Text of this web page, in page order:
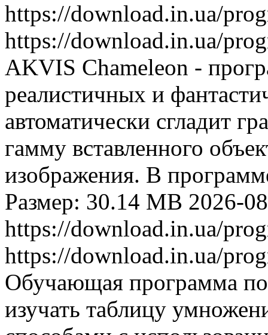
https://download.in.ua/
https://download.in.ua/
AKVIS Chameleon -
реалистичных и
автоматически сгладит
гамму вставленного
изображения. В
Размер: 30.14 MB 2026-
https://download.in.ua/
https://download.in.ua/
Обучающая программа
изучать таблицу